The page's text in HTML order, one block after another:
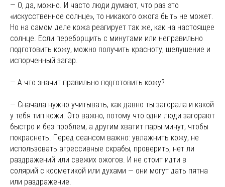
— О, да, можно. И часто люди думают, что раз это
«искусственное солнце», то никакого ожога быть не может.
Но на самом деле кожа реагирует так же, как на настоящее
солнце. Если переборщить с минутами или неправильно
подготовить кожу, можно получить красноту, шелушение и
испорченный загар.
— А что значит правильно подготовить кожу?
— Сначала нужно учитывать, как давно ты загорала и какой
у тебя тип кожи. Это важно, потому что одни люди загорают
быстро и без проблем, а другим хватит пары минут, чтобы
покраснеть. Перед сеансом важно: увлажнить кожу, не
использовать агрессивные скрабы, проверить, нет ли
раздражений или свежих ожогов. И не стоит идти в
солярий с косметикой или духами — они могут дать пятна
или раздражение.